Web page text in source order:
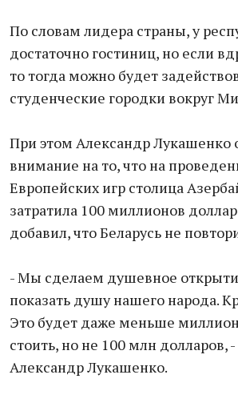
По словам лидера страны, у
достаточно гостиниц, но если
то тогда можно будет
студенческие городки вокруг
При этом Александр Лукашенко
внимание на то, что на
Европейских игр столица
затратила 100 миллионов
добавил, что Беларусь не
- Мы сделаем душевное
показать душу нашего народа.
Это будет даже меньше
стоить, но не 100 млн долларов, -
Александр Лукашенко.